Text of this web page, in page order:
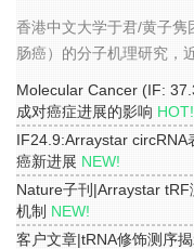
香港中文大学于君/黄子隽
肠癌）的分子机理研究，
Molecular Cancer (IF:
成对癌症进展的影响 HOT!
IF24.9:Arraystar circRNA
癌新进展 NEW!
Nature子刊|Arraystar
机制 NEW!
客户文章|tRNA修饰测序